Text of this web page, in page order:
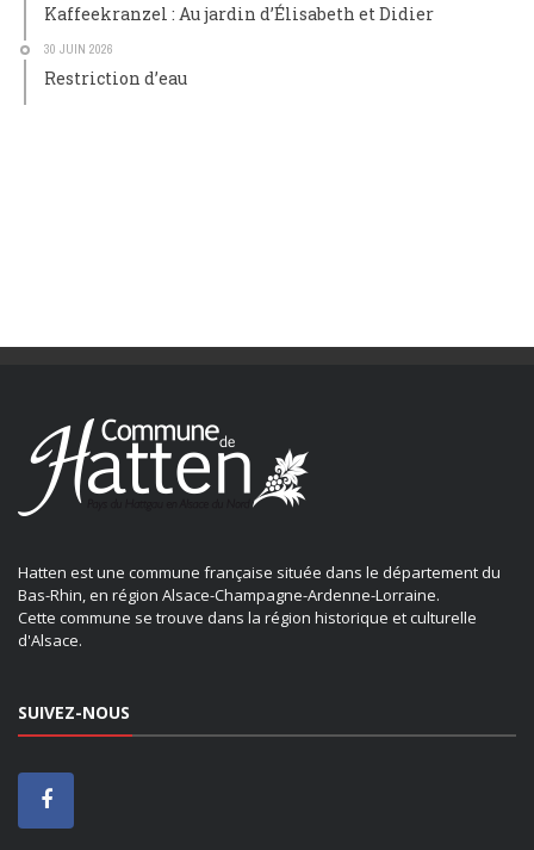
Kaffeekranzel : Au jardin d’Élisabeth et Didier
30 JUIN 2026
Restriction d’eau
Hatten est une commune française située dans le département du
Bas-Rhin, en région Alsace-Champagne-Ardenne-Lorraine.
Cette commune se trouve dans la région historique et culturelle
d'Alsace.
SUIVEZ-NOUS